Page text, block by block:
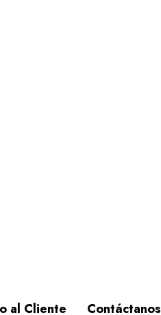
al Cliente Contáctanos